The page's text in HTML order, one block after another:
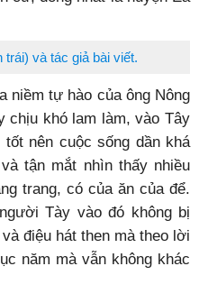
phía Bắc năm 1979, cả
thành phố đến nông thôn.
gia cầm bị giết hại. Đời
nên nhiều gia đình đã di
tỉnh, cả Lâm Đồng, Đắk
trong dòng họ ông Tiếp
cư, đông nhất là huyện Ea
trái) và tác giả bài viết.
tự hào của ông Nông